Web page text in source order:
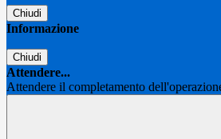
Chiudi
Informazione
Chiudi
Attendere...
Attendere il completamento